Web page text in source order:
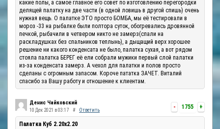
какие полы, а самое главное его совет по изготовлению перегородки
делящей палатку на две части (в одной ловишь в другой спишь) очень
нужная вещь. О палатке ЭТО просто БОМБА, мы её тестировали в
мороз -33 на рыбалке были полтора суток, обогревались дровянной
печкой, рыбачили в четвером никто не замерз(спали на
раскладушках без спальников теплынь), а дыщащий верх хорошее
решение ни какого конденсата не было, палатка сухая, а вот рядом
стояла палатка БЕРЕГ её ели собрали мужики первый слой палатки
из-за конденсата замерз. А чехол для палатки и полов просто
сделаны с огромным запасом. Короче пататка ЗАЧЕТ. Виталий
спасибо за Вашу работу и отношение к клиентам.
- 1755 +
Денис Чайковский
10 Дек 2021 в 03:17 # Ответить
Палатка Куб 2.20x2.20